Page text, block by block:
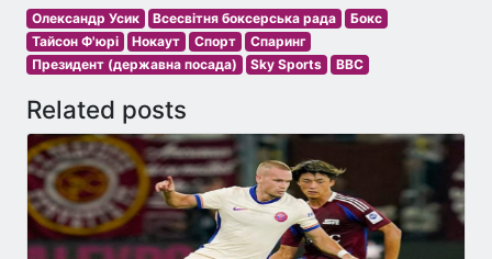
Олександр Усик Всесвітня боксерська рада
Бокс
Тайсон Ф'юрі
Нокаут Спорт
Спаринг
Президент (державна посада)
Sky Sports BBC
Related posts